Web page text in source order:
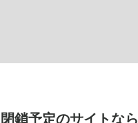
鎖予定のサイトなら